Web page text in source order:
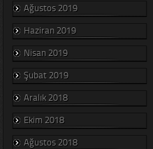
Ağustos 2019
Haziran 2019
Nisan 2019
Şubat 2019
Aralık 2018
Ekim 2018
Ağustos 2018